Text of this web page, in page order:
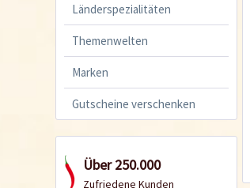
Länderspezialitäten
Themenwelten
Marken
Gutscheine verschenken
Über 250.000
Zufriedene Kunden